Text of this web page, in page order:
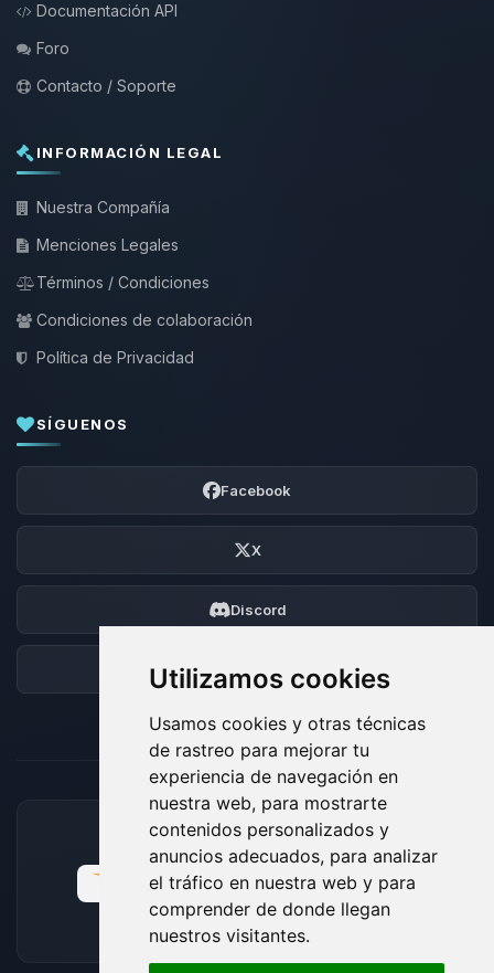
Utilizamos cookies
Usamos cookies y otras técnicas
de rastreo para mejorar tu
experiencia de navegación en
nuestra web, para mostrarte
contenidos personalizados y
anuncios adecuados, para analizar
el tráfico en nuestra web y para
comprender de donde llegan
nuestros visitantes.
Documentación API
Foro
Contacto / Soporte
INFORMACIÓN LEGAL
Nuestra Compañía
Menciones Legales
Términos / Condiciones
Condiciones de colaboración
Política de Privacidad
SÍGUENOS
Facebook
X
Discord
Foro
MÉTODOS DE PAGO ACEPTADOS